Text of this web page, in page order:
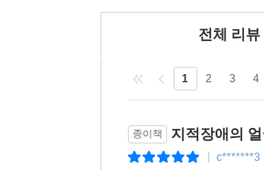
리에 위치한 존재기 때문
종이라는 경계가 얼마나
어 있고 심지어 발달 가능
다루는 다른 철학적 논의
서 연결 짓는 것은 개념
권력관계의 그물망에서
칼슨의 분석에서 가장 두
교차하면서”(118쪽) 정
“정신박약 여성은 자신
“완전한 여성 또는 엄마
전체 리뷰
1 2 3 4
종이책 지적장애의
c*******3